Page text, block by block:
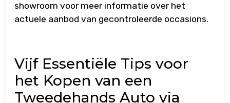
showroom voor meer informatie over het
actuele aanbod van gecontroleerde occasions.
Vijf Essentiële Tips voor
het Kopen van een
Tweedehands Auto via